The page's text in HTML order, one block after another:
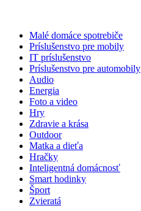
Malé domáce spotrebiče
Príslušenstvo pre mobily
IT príslušenstvo
Príslušenstvo pre automobily
Audio
Energia
Foto a video
Hry
Zdravie a krása
Outdoor
Matka a dieťa
Hračky
Inteligentná domácnosť
Smart hodinky
Šport
Zvieratá